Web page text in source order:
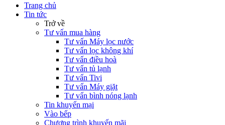
Trang chủ
Tin tức
Trở về
Tư vấn mua hàng
Tư vấn Máy lọc nước
Tư vấn lọc không khí
Tư vấn điều hoà
Tư vấn tủ lạnh
Tư vấn Tivi
Tư vấn Máy giặt
Tư vấn bình nóng lạnh
Tin khuyến mại
Vào bếp
Chương trình khuyến mãi